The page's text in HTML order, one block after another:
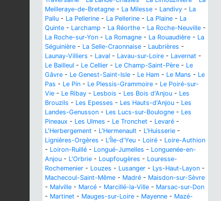
Meilleraye-de-Bretagne - La Milesse - Landivy - La
Pallu - La Pellerine - La Pellerine - La Plaine - La
Quinte - Larchamp - La Réorthe - La Roche-Neuville -
La Roche-sur-Yon - La Romagne - La Rouaudière - La
Séguinière - La Selle-Craonnaise - Laubrières -
Launay-Villiers - Laval - Lavau-sur-Loire - Lavernat -
Le Bailleul - Le Cellier - Le Champ-Saint-Père - Le
Gâvre - Le Genest-Saint-Isle - Le Ham - Le Mans - Le
Pas - Le Pin - Le Plessis-Grammoire - Le Poiré-sur-
Vie - Le Ribay - Lesbois - Les Bois d'Anjou - Les
Brouzils - Les Epesses - Les Hauts-d'Anjou - Les
Landes-Genusson - Les Lucs-sur-Boulogne - Les
Pineaux - Les Ulmes - Le Tronchet - Levaré -
L'Herbergement - L'Hermenault - L'Huisserie -
Lignières-Orgères - L'Île-d'Yeu - Loiré - Loire-Authion
- Loiron-Ruillé - Longué-Jumelles - Longuenée-en-
Anjou - L'Orbrie - Loupfougères - Louresse-
Rochemenier - Louzes - Lusanger - Lys-Haut-Layon -
Machecoul-Saint-Même - Madré - Maisdon-sur-Sèvre
- Malville - Marcé - Marcillé-la-Ville - Marsac-sur-Don
- Martinet - Mauges-sur-Loire - Mayenne - Mazé-